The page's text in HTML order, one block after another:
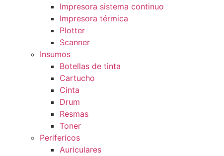
Impresora sistema continuo
Impresora térmica
Plotter
Scanner
Insumos
Botellas de tinta
Cartucho
Cinta
Drum
Resmas
Toner
Perifericos
Auriculares